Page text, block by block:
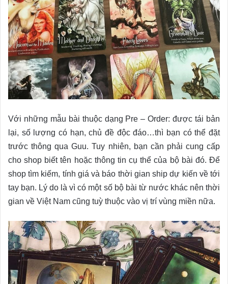
Với những mẫu bài thuộc dạng Pre – Order: được tái bản
lại, số lượng có hạn, chủ đề độc đáo…thì bạn có thể đặt
trước thông qua Guu. Tuy nhiên, bạn cần phải cung cấp
cho shop biết tên hoặc thông tin cụ thể của bộ bài đó. Để
shop tìm kiếm, tính giá và báo thời gian ship dự kiến về tới
tay bạn. Lý do là vì có một số bộ bài từ nước khác nên thời
gian về Việt Nam cũng tuỳ thuộc vào vị trí vùng miền nữa.